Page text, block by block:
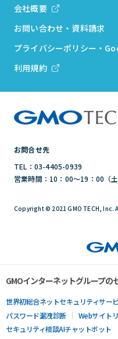
お問合せ先
TEL：03-4405-0939
営業時間：10：00～19：00（土
会社概要
お問い合わせ・資料請求
プライバシーポリシー・
利用規約
Copyright © 2021 GMO TECH, Inc.
GMOインターネットグループの
世界初総合ネットセキュリティサー
パスワード漏洩診断
Webサイト
セキュリティ相談AIチャットボット